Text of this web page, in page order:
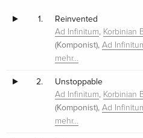
1. Reinvented
Ad Infinitum, Korbinian
(Komponist),Ad
mehr…
2. Unstoppable
Ad Infinitum, Korbinian
(Komponist),Ad
mehr…